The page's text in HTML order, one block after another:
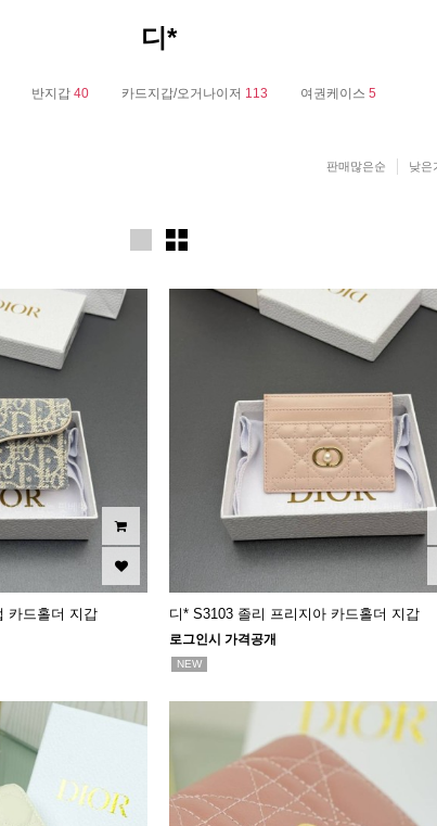
디*
반지갑 40 카드지갑/오거나이저 113 여권케이스 5
판매많은순 낮은
카드홀더 지갑 디* S3103 졸리 프리지아 카드홀더 지갑
로그인시 가격공개
NEW